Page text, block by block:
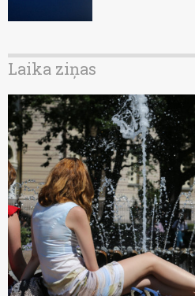
Laika ziņas